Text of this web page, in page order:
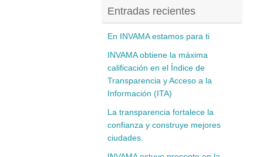
Entradas recientes
En INVAMA estamos para ti
INVAMA obtiene la máxima
calificación en el Índice de
Transparencia y Acceso a la
Información (ITA)
La transparencia fortalece la
confianza y construye mejores
ciudades.